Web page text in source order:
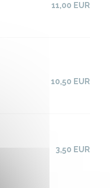
11,00 EUR
10,50 EUR
3,50 EUR